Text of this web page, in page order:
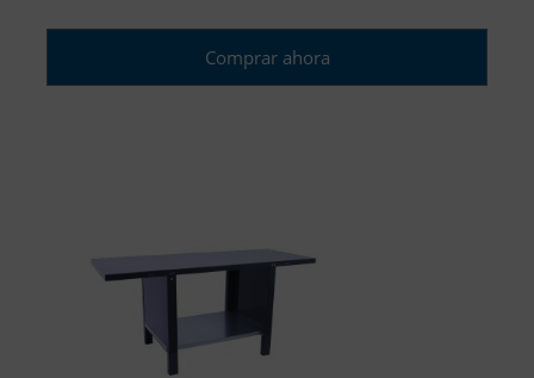
Comprar ahora